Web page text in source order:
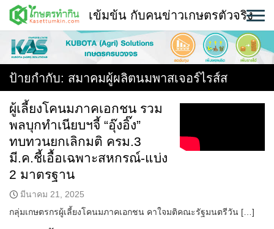
Skip
content
พืช
หน้าแรก
แวดวงเกษตร
ใคร ทำอะไร ที่ไหน
สถานีข่าววันนี้
เข้มข้น กับคนข่าวเกษตรตัวจริง
ป้ายกำกับ: สมาคมผู้ผลิตนมพาสเจอร์ไรส์ส
ผู้เลี้ยงโคนมภาคเอกชน รวม
พลบุกทำเนียบฯจี้ “อุ๊งอิ๊ง”
ทบทวนยกเลิกมติ ครม.3
มี.ค.ชี้เอื้อเฉพาะสหกรณ์-แบ่ง
2 มาตรฐาน
มีนาคม 21, 2025
กลุ่มเกษตรกรผู้เลี้ยงโคนมภาคเอกชน คาใจมติคณะรัฐมนตรีวัน […]